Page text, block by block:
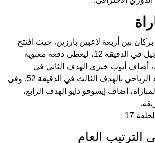
بين أربعة لاعبين بارزين، حيث افتتح
أسامة المليوي التسجيل في الدقيقة 12، ليعطي دفعة معنوية
أضاف أيوب خيري الهدف الثاني في
الدقيقة 49، تلاه عماد الرياحي بالهدف الثالث في الدقيقة 52. وفي
أضاف إيسوفو دايو الهدف الرابع،
الترتيب العام